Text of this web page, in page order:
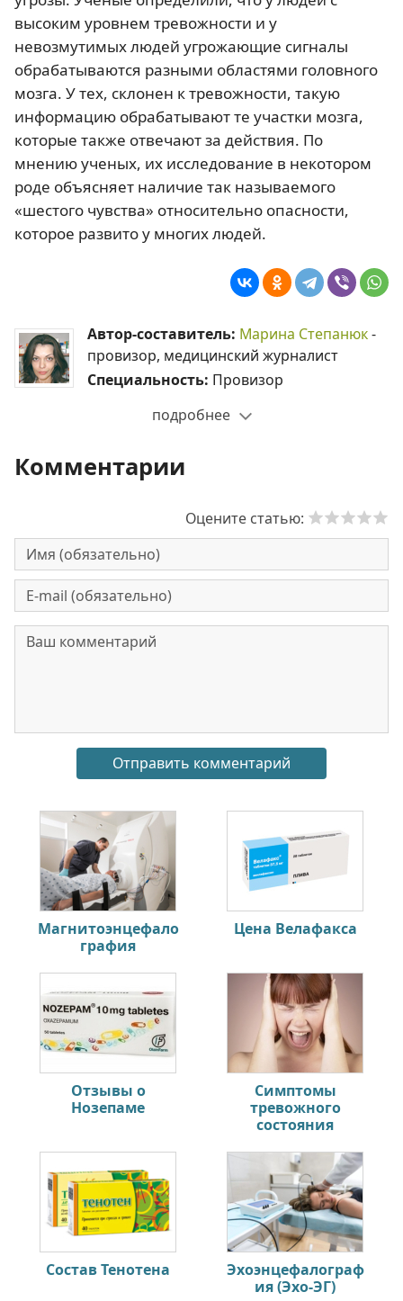
высоким уровнем тревожности и у
невозмутимых людей угрожающие сигналы
обрабатываются разными областями головного
мозга. У тех, склонен к тревожности, такую
информацию обрабатывают те участки мозга,
которые также отвечают за действия. По
мнению ученых, их исследование в некотором
роде объясняет наличие так называемого
«шестого чувства» относительно опасности,
которое развито у многих людей.
Автор-составитель: Марина Степанюк-
провизор, медицинский журналист
Специальность: Провизор
подробнее
Комментарии
Оцените статью:
Магнитоэнцефало
графия
Цена Велафакса
Отзывы о
Нозепаме
Симптомы
тревожного
состояния
Состав Тенотена
Эхоэнцефалограф
ия (Эхо-ЭГ)